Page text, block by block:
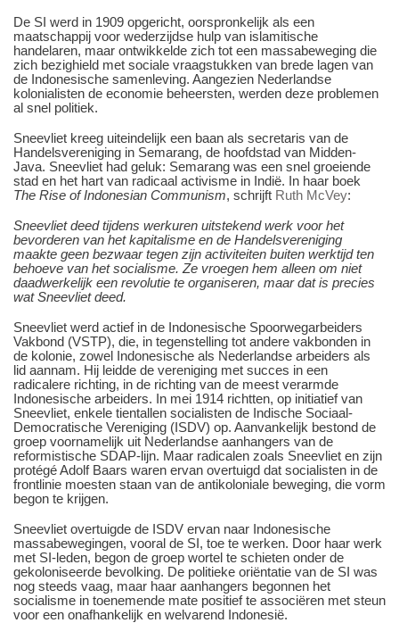
De SI werd in 1909 opgericht, oorspronkelijk als een
maatschappij voor wederzijdse hulp van islamitische
handelaren, maar ontwikkelde zich tot een massabeweging die
zich bezighield met sociale vraagstukken van brede lagen van
de Indonesische samenleving. Aangezien Nederlandse
kolonialisten de economie beheersten, werden deze problemen
al snel politiek.
Sneevliet kreeg uiteindelijk een baan als secretaris van de
Handelsvereniging in Semarang, de hoofdstad van Midden-
Java. Sneevliet had geluk: Semarang was een snel groeiende
stad en het hart van radicaal activisme in Indië. In haar boek
The Rise of Indonesian Communism, schrijft Ruth McVey:
Sneevliet deed tijdens werkuren uitstekend werk voor het
bevorderen van het kapitalisme en de Handelsvereniging
maakte geen bezwaar tegen zijn activiteiten buiten werktijd ten
behoeve van het socialisme. Ze vroegen hem alleen om niet
daadwerkelijk een revolutie te organiseren, maar dat is precies
wat Sneevliet deed.
Sneevliet werd actief in de Indonesische Spoorwegarbeiders
Vakbond (VSTP), die, in tegenstelling tot andere vakbonden in
de kolonie, zowel Indonesische als Nederlandse arbeiders als
lid aannam. Hij leidde de vereniging met succes in een
radicalere richting, in de richting van de meest verarmde
Indonesische arbeiders. In mei 1914 richtten, op initiatief van
Sneevliet, enkele tientallen socialisten de Indische Sociaal-
Democratische Vereniging (ISDV) op. Aanvankelijk bestond de
groep voornamelijk uit Nederlandse aanhangers van de
reformistische SDAP-lijn. Maar radicalen zoals Sneevliet en zijn
protégé Adolf Baars waren ervan overtuigd dat socialisten in de
frontlinie moesten staan van de antikoloniale beweging, die vorm
begon te krijgen.
Sneevliet overtuigde de ISDV ervan naar Indonesische
massabewegingen, vooral de SI, toe te werken. Door haar werk
met SI-leden, begon de groep wortel te schieten onder de
gekoloniseerde bevolking. De politieke oriëntatie van de SI was
nog steeds vaag, maar haar aanhangers begonnen het
socialisme in toenemende mate positief te associëren met steun
voor een onafhankelijk en welvarend Indonesië.